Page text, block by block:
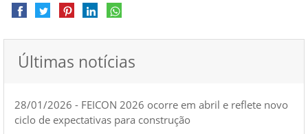
Últimas notícias
28/01/2026 - FEICON 2026 ocorre em abril e reflete novo
ciclo de expectativas para construção